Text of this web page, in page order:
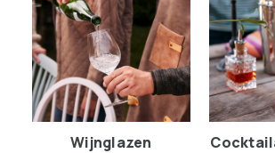
Wijnglazen